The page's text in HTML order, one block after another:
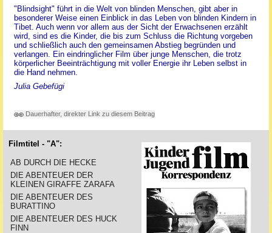
"Blindsight" führt in die Welt von blinden Menschen, gibt aber in
besonderer Weise einen Einblick in das Leben von blinden Kindern in
Tibet. Auch wenn vor allem aus der Sicht der Erwachsenen erzählt
wird, sind es die Kinder, die bis zum Schluss die Richtung vorgeben
und schließlich auch den gemeinsamen Abstieg begründen und
verlangen. Ein eindringlicher Film über junge Menschen, die trotz
körperlicher Beeinträchtigung mit voller Energie ihr Leben selbst in
die Hand nehmen.
Julia Gebefügi
Dauerhafter, direkter Link zu diesem Beitrag
Filmtitel - "A":
AB DURCH DIE HECKE
DIE ABENTEUER DER
KLEINEN GIRAFFE ZARAFA
DIE ABENTEUER DES
BURATTINO
DIE ABENTEUER DES HUCK
FINN